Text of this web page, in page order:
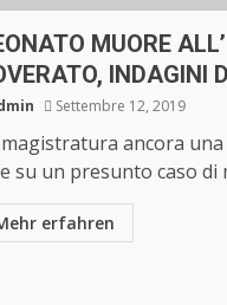
MUORE
INDAGINI
Settembre 12, 2019
ancora
su un presunto caso di
erfahren